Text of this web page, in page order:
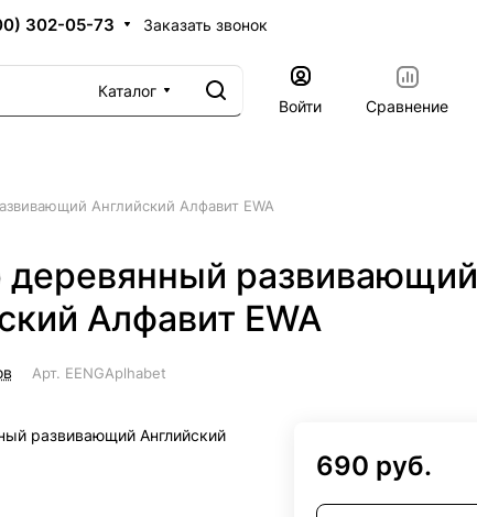
302-05-73 Заказать звонок
Каталог
Войти
Сравнение
Английский Алфавит EWA
деревянный развивающий
Алфавит EWA
Арт. EENGAplhabet
развивающий Английский
690 руб.